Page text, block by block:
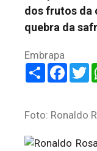
dos frutos da
quebra da
Embrapa
Share
Foto: Ronaldo